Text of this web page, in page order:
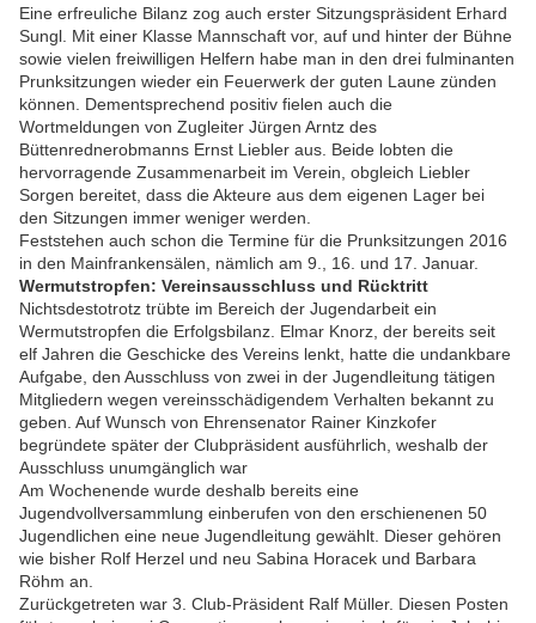
Eine erfreuliche Bilanz zog auch erster Sitzungspräsident Erhard
Sungl. Mit einer Klasse Mannschaft vor, auf und hinter der Bühne
sowie vielen freiwilligen Helfern habe man in den drei fulminanten
Prunksitzungen wieder ein Feuerwerk der guten Laune zünden
können. Dementsprechend positiv fielen auch die
Wortmeldungen von Zugleiter Jürgen Arntz des
Büttenrednerobmanns Ernst Liebler aus. Beide lobten die
hervorragende Zusammenarbeit im Verein, obgleich Liebler
Sorgen bereitet, dass die Akteure aus dem eigenen Lager bei
den Sitzungen immer weniger werden.
Feststehen auch schon die Termine für die Prunksitzungen 2016
in den Mainfrankensälen, nämlich am 9., 16. und 17. Januar.
Wermutstropfen: Vereinsausschluss und Rücktritt
Nichtsdestotrotz trübte im Bereich der Jugendarbeit ein
Wermutstropfen die Erfolgsbilanz. Elmar Knorz, der bereits seit
elf Jahren die Geschicke des Vereins lenkt, hatte die undankbare
Aufgabe, den Ausschluss von zwei in der Jugendleitung tätigen
Mitgliedern wegen vereinsschädigendem Verhalten bekannt zu
geben. Auf Wunsch von Ehrensenator Rainer Kinzkofer
begründete später der Clubpräsident ausführlich, weshalb der
Ausschluss unumgänglich war
Am Wochenende wurde deshalb bereits eine
Jugendvollversammlung einberufen von den erschienenen 50
Jugendlichen eine neue Jugendleitung gewählt. Dieser gehören
wie bisher Rolf Herzel und neu Sabina Horacek und Barbara
Röhm an.
Zurückgetreten war 3. Club-Präsident Ralf Müller. Diesen Posten